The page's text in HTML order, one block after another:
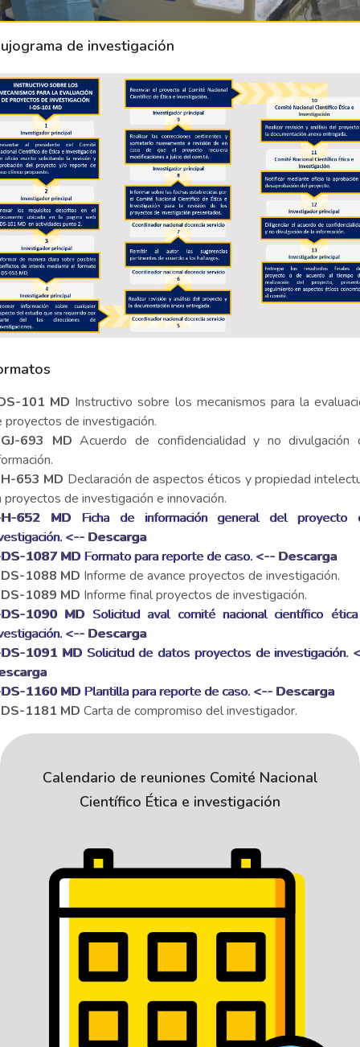
de investigación
101 MD Instructivo sobre los mecanismos para la
proyectos de investigación.
693 MD Acuerdo de confidencialidad y no divulgación
653 MD Declaración de aspectos éticos y propiedad
proyectos de investigación e innovación.
652 MDFicha de información general del proyecto
<-- Descarga
1087 MD Formato para reporte de caso. <-- Descarga
1088 MD Informe de avance proyectos de investigación.
1089 MD Informe final proyectos de investigación.
1090 MD Solicitud aval comité nacional científico
<-- Descarga
1091 MDSolicitud de datos proyectos de investigación.
1160 MD Plantilla para reporte de caso. <-- Descarga
1181 MD Carta de compromiso del investigador.
Calendario de reuniones Comité Nacional
Científico Ética e investigación